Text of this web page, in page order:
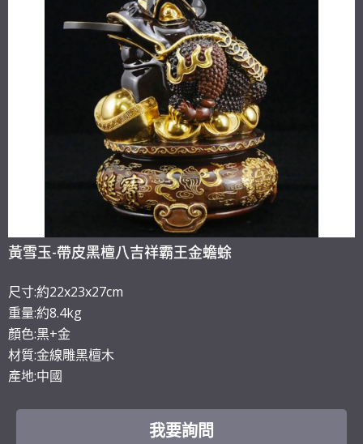
黃雪玉-帶皮黑檀八吉祥霸王金蟾蜍
尺寸:約22x23x27cm
重量:約8.4kg
顏色:黑+金
材質:金線雕黑檀木
產地:中國
我要詢問